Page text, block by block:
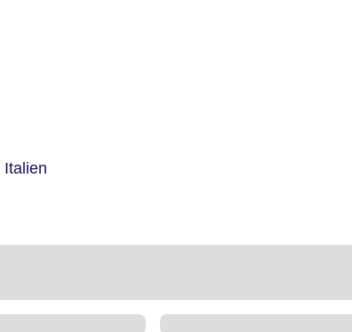
Italien